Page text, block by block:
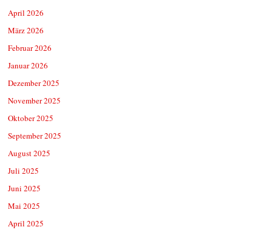
April 2026
März 2026
Februar 2026
Januar 2026
Dezember 2025
November 2025
Oktober 2025
September 2025
August 2025
Juli 2025
Juni 2025
Mai 2025
April 2025